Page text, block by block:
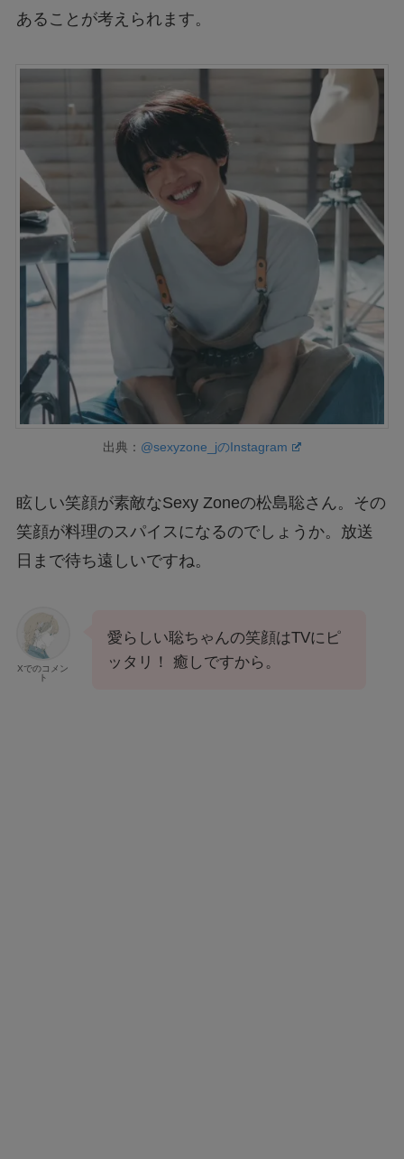
あることが考えられます。
出典： @sexyzone_jのInstagram
眩しい笑顔が素敵なSexy Zoneの松島聡さん。その
笑顔が料理のスパイスになるのでしょうか。放送
日まで待ち遠しいですね。
Xでのコメン
ト
愛らしい聡ちゃんの笑顔はTVにピ
ッタリ！ 癒しですから。